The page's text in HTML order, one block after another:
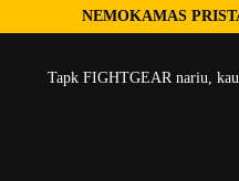
NEMOKAMAS
Tapk FIGHTGEAR nariu,